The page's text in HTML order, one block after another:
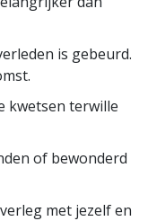
is gebeurd.
kwetsen terwille
of bewonderd
met jezelf en